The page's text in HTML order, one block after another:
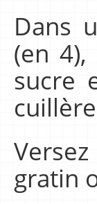
Dans
(en
sucre
gratin